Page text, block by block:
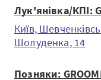
Лук'янівка/КПІ:
Київ,
Шолуденка, 14
Позняки: